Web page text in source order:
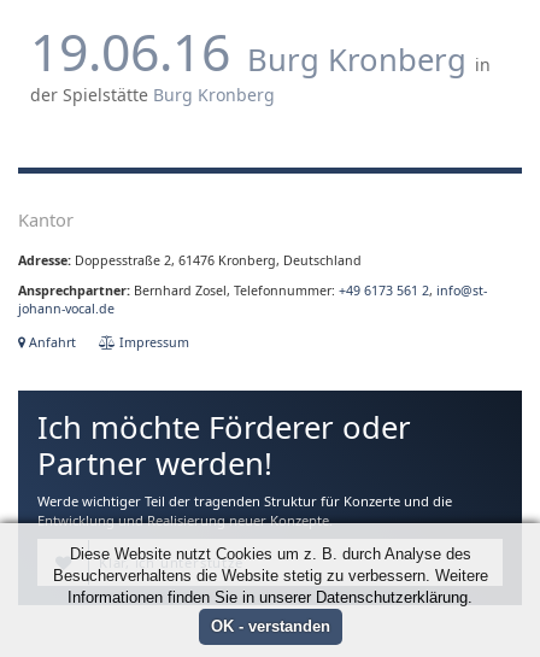
19.06.16 Burg Kronberg in
der Spielstätte Burg Kronberg
Kantor
Adresse: Doppesstraße 2, 61476 Kronberg, Deutschland
Ansprechpartner: Bernhard Zosel, Telefonnummer: +49 6173 561 2, info@st-
johann-vocal.de
Anfahrt
Impressum
Ich möchte Förderer oder
Partner werden!
Werde wichtiger Teil der tragenden Struktur für Konzerte und die
Entwicklung und Realisierung neuer Konzepte.
Klar, ich unterstütze
Diese Website nutzt Cookies um z. B. durch Analyse des
Besucherverhaltens die Website stetig zu verbessern. Weitere
Informationen finden Sie in unserer Datenschutzerklärung.